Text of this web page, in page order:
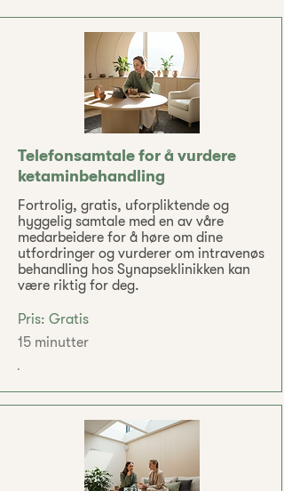
Telefonsamtale for å vurdere
ketaminbehandling
Fortrolig, gratis, uforpliktende og
hyggelig samtale med en av våre
medarbeidere for å høre om dine
utfordringer og vurderer om intravenøs
behandling hos Synapseklinikken kan
være riktig for deg.
Pris: Gratis
15 minutter
.